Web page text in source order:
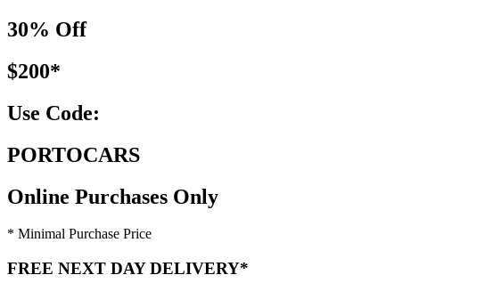
30% Off
$200*
Use Code:
PORTOCARS
Online Purchases Only
* Minimal Purchase Price
FREE NEXT DAY DELIVERY*